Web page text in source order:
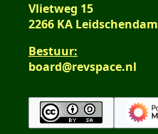
Vlietweg 15
2266 KA Leidschendam
Bestuur:
board@revspace.nl